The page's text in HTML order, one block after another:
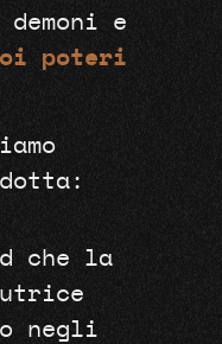
e
poteri
che la
negli